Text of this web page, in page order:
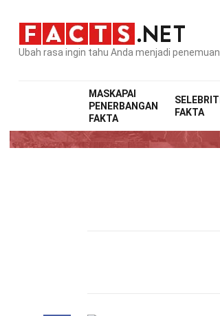
Ubah rasa ingin tahu Anda menjadi penemuan
MASKAPAI
PENERBANGAN
FAKTA
SELEBRITI
FAKTA